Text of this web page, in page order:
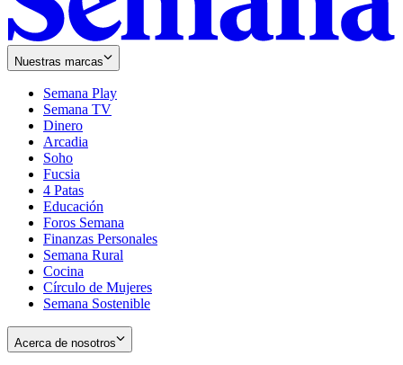
Nuestras marcas
Semana Play
Semana TV
Dinero
Arcadia
Soho
in
new
window
Fucsia
in
new
window
4 Patas
Educación
Foros Semana
Finanzas Personales
Semana Rural
Cocina
Círculo de Mujeres
Semana Sostenible
Acerca de nosotros